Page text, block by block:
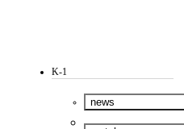
K-1
news